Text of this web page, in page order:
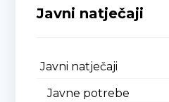
Javni natječaji
Javni natječaji
Javne potrebe